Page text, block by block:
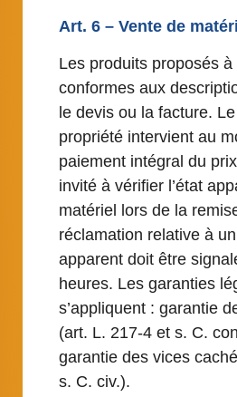
Art. 6 – Vente de
Les produits proposés
conformes aux
le devis ou la facture.
propriété intervient au
paiement intégral du
invité à vérifier l’état
matériel lors de la
réclamation relative à
apparent doit être
heures. Les garanties
s’appliquent : garantie
(art. L. 217-4 et s. C.
garantie des vices
s. C. civ.).